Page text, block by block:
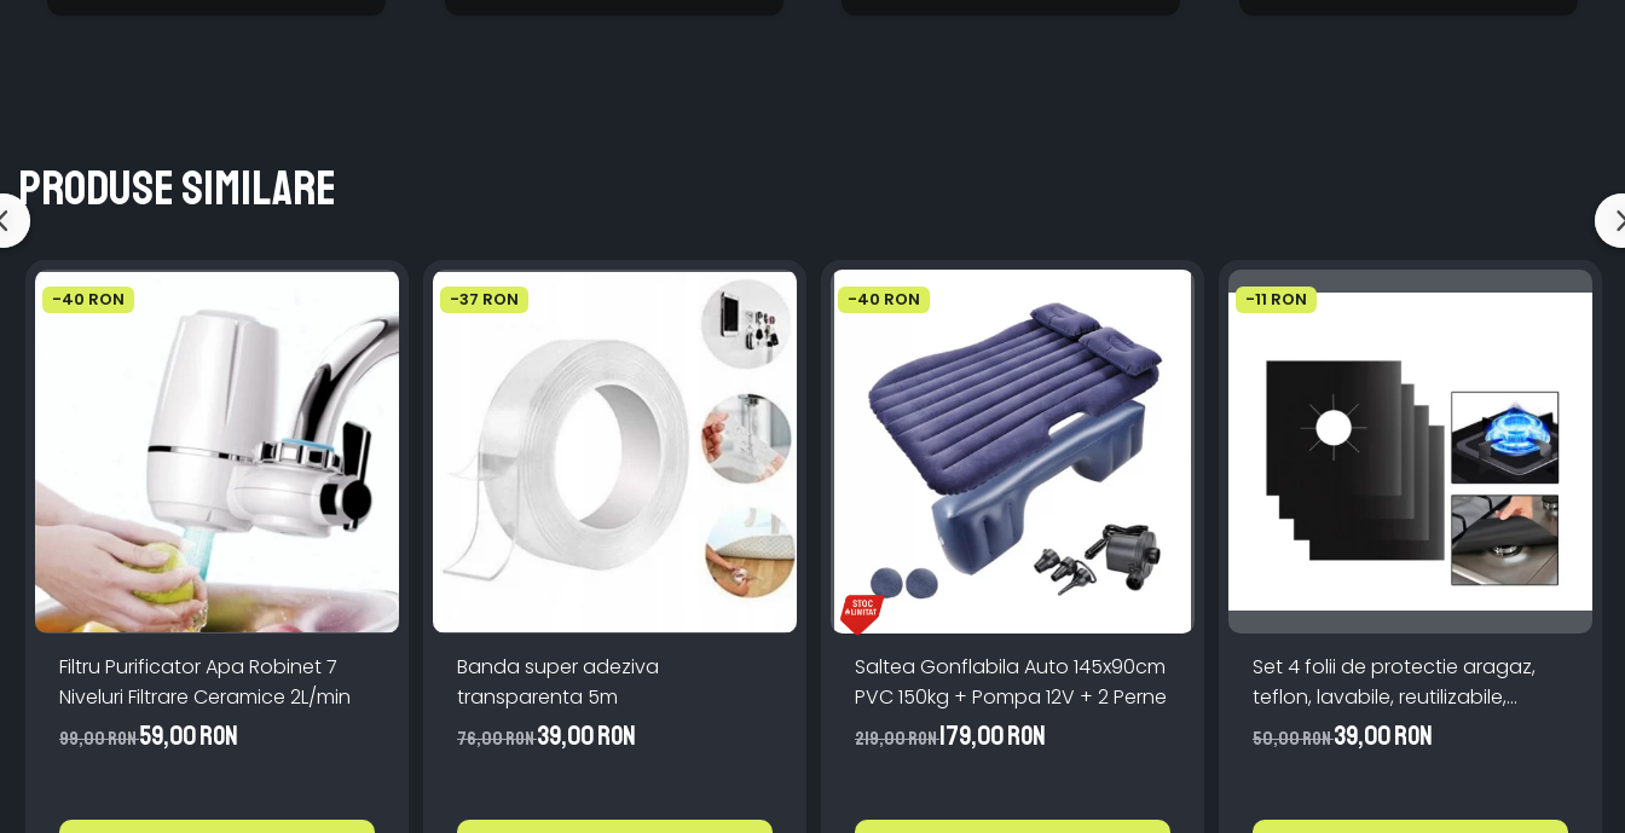
Produse similare
-40 RON
Filtru Purificator Apa Robinet 7
Niveluri Filtrare Ceramice 2L/min
99,00 RON59,00 RON
-37 RON
Banda super adeziva
transparenta 5m
76,00 RON39,00 RON
-40 RON
Saltea Gonflabila Auto 145x90cm
PVC 150kg + Pompa 12V + 2 Perne
219,00 RON179,00 RON
-11 RON
Set 4 folii de protectie aragaz,
teflon, lavabile, reutilizabile,
Negru/Gri
50,00 RON39,00 RON